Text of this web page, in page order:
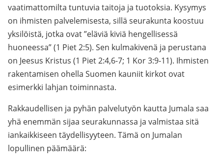
vaatimattomilta tuntuvia taitoja ja tuotoksia. Kysymys
on ihmisten palvelemisesta, sillä seurakunta koostuu
yksilöistä, jotka ovat ”eläviä kiviä hengellisessä
huoneessa” (1 Piet 2:5). Sen kulmakivenä ja perustana
on Jeesus Kristus (1 Piet 2:4,6-7; 1 Kor 3:9-11). Ihmisten
rakentamisen ohella Suomen kauniit kirkot ovat
esimerkki lahjan toiminnasta.
Rakkaudellisen ja pyhän palvelutyön kautta Jumala saa
yhä enemmän sijaa seurakunnassa ja valmistaa sitä
iankaikkiseen täydellisyyteen. Tämä on Jumalan
lopullinen päämäärä: